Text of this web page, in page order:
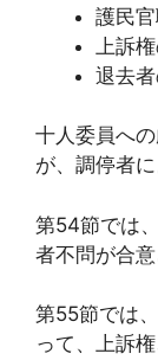
護民
上訴
退去
十人委員へ
が、調停者
第54節では
者不問が合意
第55節では
って、上訴